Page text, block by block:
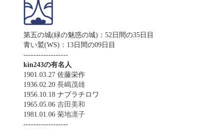
第五の城(緑の魅惑の城)：52日間の35日目
青い鷲(WS)：13日間の09日目
------------------
kin243の有名人
1901.03.27 佐藤栄作
1936.02.20 長嶋茂雄
1956.10.18 ナブラチロワ
1965.05.06 吉田美和
1981.01.06 菊地凛子
------------------